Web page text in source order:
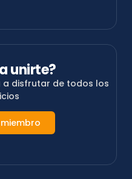
unirte?
a disfrutar de todos los